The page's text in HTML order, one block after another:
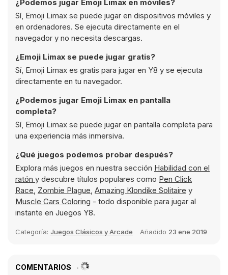
¿Podemos jugar Emoji Limax en móviles?
Sí, Emoji Limax se puede jugar en dispositivos móviles y
en ordenadores. Se ejecuta directamente en el
navegador y no necesita descargas.
¿Emoji Limax se puede jugar gratis?
Sí, Emoji Limax es gratis para jugar en Y8 y se ejecuta
directamente en tu navegador.
¿Podemos jugar Emoji Limax en pantalla
completa?
Sí, Emoji Limax se puede jugar en pantalla completa para
una experiencia más inmersiva.
¿Qué juegos podemos probar después?
Explora más juegos en nuestra sección Habilidad con el
ratón y descubre títulos populares como Pen Click
Race, Zombie Plague, Amazing Klondike Solitaire y
Muscle Cars Coloring - todo disponible para jugar al
instante en Juegos Y8.
Categoría: Juegos Clásicos y Arcade Añadido 23 ene 2019
COMENTARIOS